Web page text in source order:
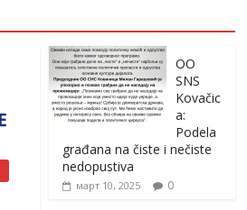
OO
SNS
Kovačic
a:
Podela
građana na čiste i nečiste
nedopustiva
март 10, 2025 0